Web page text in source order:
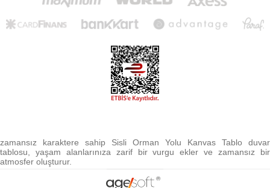
zamansız karaktere sahip Sisli Orman Yolu Kanvas Tablo duvar
tablosu, yaşam alanlarınıza zarif bir vurgu ekler ve zamansız bir
atmosfer oluşturur.